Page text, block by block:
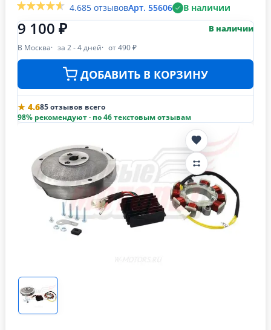
4.685 отзывовАрт. 55606 В наличии
9 100 ₽ В наличии
В Москва за 2 - 4 дней от 490 ₽
ДОБАВИТЬ В КОРЗИНУ
★ 4.685 отзывов всего
98% рекомендуют · по 46 текстовым отзывам